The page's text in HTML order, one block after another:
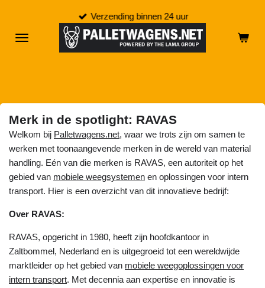
naar
Verzending binnen 24 uur
Merk in de spotlight: RAVAS
Welkom bij Palletwagens.net, waar we trots zijn om samen te
werken met toonaangevende merken in de wereld van material
handling. Eén van die merken is RAVAS, een autoriteit op het
gebied van mobiele weegsystemen en oplossingen voor intern
transport. Hier is een overzicht van dit innovatieve bedrijf:
Over RAVAS:
RAVAS, opgericht in 1980, heeft zijn hoofdkantoor in
Zaltbommel, Nederland en is uitgegroeid tot een wereldwijde
marktleider op het gebied van mobiele weegoplossingen voor
intern transport. Met decennia aan expertise en innovatie is